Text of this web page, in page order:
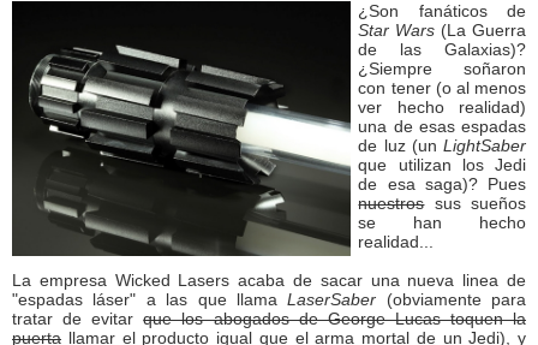
¿Son fanáticos de
Star Wars (La Guerra
de las Galaxias)?
¿Siempre soñaron
con tener (o al menos
ver hecho realidad)
una de esas espadas
de luz (un LightSaber
que utilizan los Jedi
de esa saga)? Pues
nuestrossus sueños
se han hecho
realidad...
La empresa Wicked Lasers acaba de sacar una nueva linea de
"espadas láser" a las que llamaLaserSaber (obviamente para
tratar de evitarque los abogados de George Lucas toquen la
puerta llamar el producto igual que el arma mortal de un Jedi), y